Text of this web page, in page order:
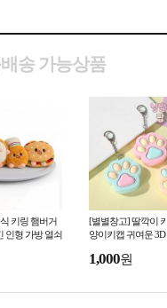
송 가능상품
키링 햄버거
인형 가방 열쇠
[별별창고] 딸깍이
양이키캡 귀여운
1,000원